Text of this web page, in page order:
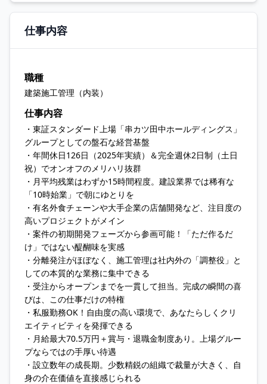
仕事内容
職種
建築施工管理（内装）
仕事内容
・東証スタンダード上場「串カツ田中ホールディングス」
グループとしての盤石な経営基盤
・年間休日126日（2025年実績）＆完全週休2日制（土日
祝）でオンオフのメリハリ抜群
・月平均残業はわずか15時間程度。建設業界では稀有な
「10時始業」で朝にゆとりを
・有名外食チェーンや大手企業の店舗開発など、注目度の
高いプロジェクトがメイン
・案件の初期開発フェーズから参画可能！「ただ作るだ
け」ではない醍醐味を実感
・分離発注がほぼなく、施工管理は社内外の「調整役」と
しての本質的な業務に集中できる
・受注からオープンまでを一貫して担当。完成の瞬間の喜
びは、この仕事だけの特権
・私服勤務OK！自由度の高い環境で、あなたらしくクリ
エイティビティを発揮できる
・月給最大70.5万円＋賞与・退職金制度あり。上場グルー
プならではの手厚い待遇
・設立数年の成長期。少数精鋭の組織で裁量が大きく、自
身の介在価値を直接感じられる